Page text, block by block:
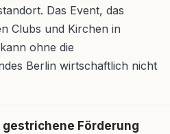
Das Event, das
Clubs und Kirchen in
ohne die
Berlin wirtschaftlich nicht
Förderung